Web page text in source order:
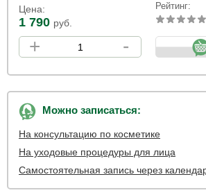
Цена:
1 790 руб.
Рейтинг:
+ -
Можно записаться:
На консультацию по косметике
На уходовые процедуры для лица
Самостоятельная запись через